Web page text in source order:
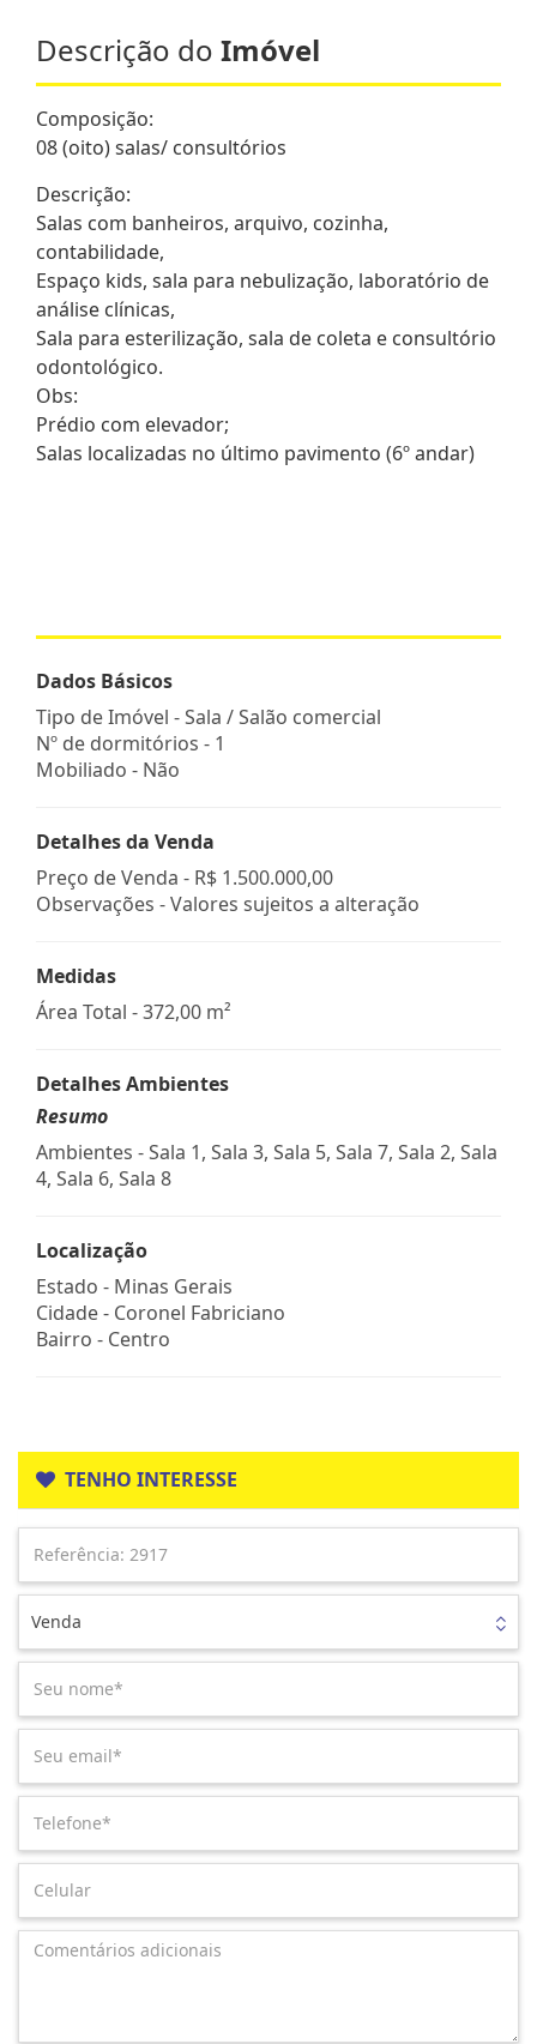
Descrição do Imóvel
Composição:
08 (oito) salas/ consultórios
Descrição:
Salas com banheiros, arquivo, cozinha,
contabilidade,
Espaço kids, sala para nebulização, laboratório de
análise clínicas,
Sala para esterilização, sala de coleta e consultório
odontológico.
Obs:
Prédio com elevador;
Salas localizadas no último pavimento (6º andar)
Dados Básicos
Tipo de Imóvel - Sala / Salão comercial
Nº de dormitórios - 1
Mobiliado - Não
Detalhes da Venda
Preço de Venda - R$ 1.500.000,00
Observações - Valores sujeitos a alteração
Medidas
Área Total - 372,00 m²
Detalhes Ambientes
Resumo
Ambientes - Sala 1, Sala 3, Sala 5, Sala 7, Sala 2, Sala
4, Sala 6, Sala 8
Localização
Estado - Minas Gerais
Cidade - Coronel Fabriciano
Bairro - Centro
TENHO INTERESSE
Venda